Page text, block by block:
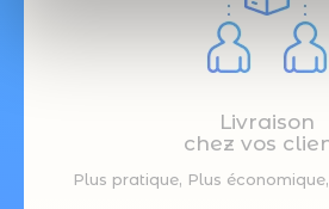
Livraison
chez vos
Plus pratique, Plus